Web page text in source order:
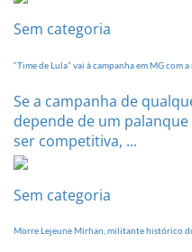
Sem categoria
“Time de Lula” vai à campanha em MG com
Se a campanha de
depende de um
ser competitiva, ...
Sem categoria
Morre Lejeune Mirhan, militante histórico